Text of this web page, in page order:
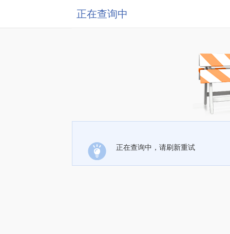
正在查询中
正在查询中，请刷新重试